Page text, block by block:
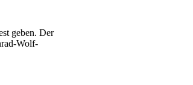
geben. Der
Wolf-